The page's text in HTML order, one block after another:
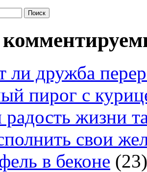
ли дружба
пирог с
жизни
свои
в беконе (23)